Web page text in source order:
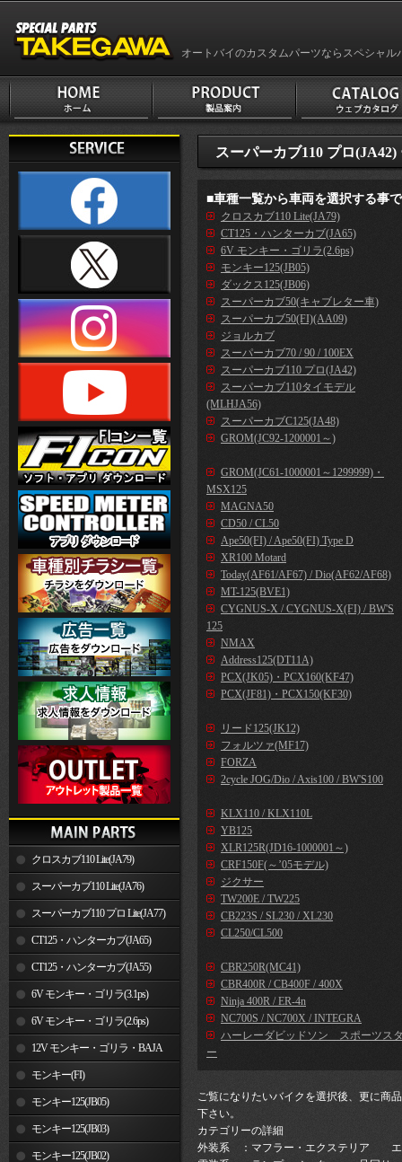
オートバイのカスタムパーツならスペシャル
クロスカブ110 Lite(JA79)
スーパーカブ110 Lite(JA76)
スーパーカブ110 プロ Lite(JA77)
CT125・ハンターカブ(JA65)
CT125・ハンターカブ(JA55)
6V モンキー・ゴリラ(3.1ps)
6V モンキー・ゴリラ(2.6ps)
12V モンキー・ゴリラ・BAJA
モンキー(FI)
モンキー125(JB05)
モンキー125(JB03)
モンキー125(JB02)
スーパーカブ110 プロ(JA42)
■車種一覧から車両を選択する事
クロスカブ110 Lite(JA79)
CT125・ハンターカブ(JA65)
6V モンキー・ゴリラ(2.6ps)
モンキー125(JB05)
ダックス125(JB06)
スーパーカブ50(キャブレター車)
スーパーカブ50(FI)(AA09)
ジョルカブ
スーパーカブ70 / 90 / 100EX
スーパーカブ110 プロ(JA42)
スーパーカブ110タイモデル
(MLHJA56)
スーパーカブC125(JA48)
GROM(JC92-1200001～)
GROM(JC61-1000001～1299999)・
MSX125
MAGNA50
CD50 / CL50
Ape50(FI) / Ape50(FI) Type D
XR100 Motard
Today(AF61/AF67) / Dio(AF62/AF68)
MT-125(BVE1)
CYGNUS-X / CYGNUS-X(FI) / BW'S
125
NMAX
Address125(DT11A)
PCX(JK05)・PCX160(KF47)
PCX(JF81)・PCX150(KF30)
リード125(JK12)
フォルツァ(MF17)
FORZA
2cycle JOG/Dio / Axis100 / BW'S100
KLX110 / KLX110L
YB125
XLR125R(JD16-1000001～)
CRF150F(～’05モデル)
ジクサー
TW200E / TW225
CB223S / SL230 / XL230
CL250/CL500
CBR250R(MC41)
CBR400R / CB400F / 400X
Ninja 400R / ER-4n
NC700S / NC700X / INTEGRA
ハーレーダビッドソン スポーツス
ー
ご覧になりたいバイクを選択後、更に商
下さい。
カテゴリーの詳細
外装系 ：マフラー・エクステリア エ